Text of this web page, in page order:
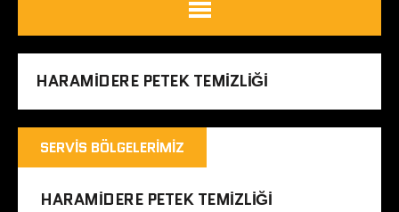
HARAMIDERE PETEK TEMIZLIĞI
SERVIS BÖLGELERIMIZ
HARAMIDERE PETEK TEMIZLIĞI